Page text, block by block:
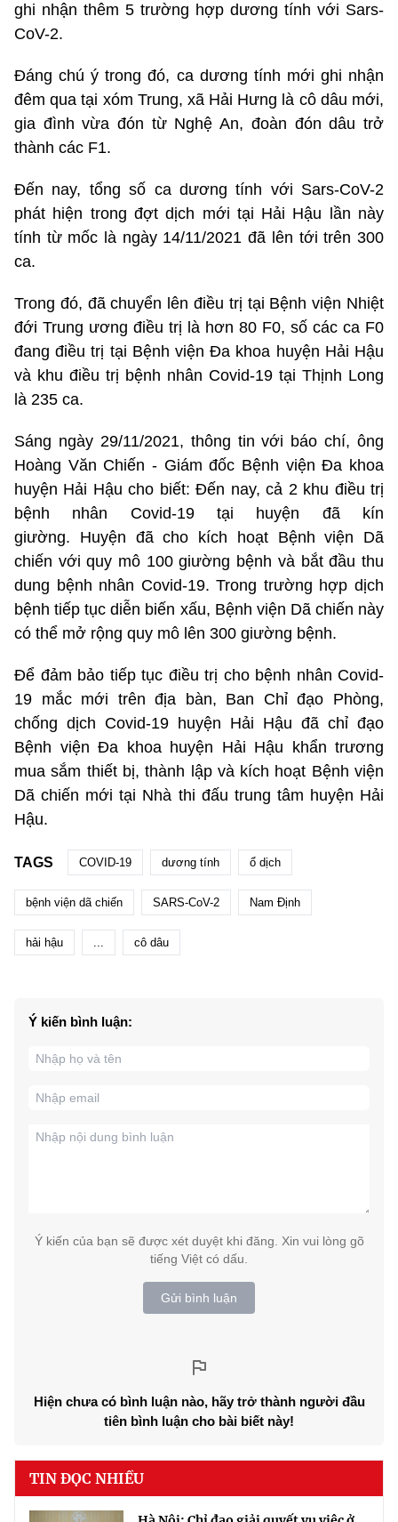
ghi nhận thêm 5 trường hợp dương tính với Sars-
CoV-2.
Đáng chú ý trong đó, ca dương tính mới ghi nhận
đêm qua tại xóm Trung, xã Hải Hưng là cô dâu mới,
gia đình vừa đón từ Nghệ An, đoàn đón dâu trở
thành các F1.
Đến nay, tổng số ca dương tính với Sars-CoV-2
phát hiện trong đợt dịch mới tại Hải Hậu lần này
tính từ mốc là ngày 14/11/2021 đã lên tới trên 300
ca.
Trong đó, đã chuyển lên điều trị tại Bệnh viện Nhiệt
đới Trung ương điều trị là hơn 80 F0, số các ca F0
đang điều trị tại Bệnh viện Đa khoa huyện Hải Hậu
và khu điều trị bệnh nhân Covid-19 tại Thịnh Long
là 235 ca.
Sáng ngày 29/11/2021, thông tin với báo chí, ông
Hoàng Văn Chiến - Giám đốc Bệnh viện Đa khoa
huyện Hải Hậu cho biết: Đến nay, cả 2 khu điều trị
bệnh nhân Covid-19
tại huyện đã kín
giường. Huyện đã cho kích hoạt Bệnh viện Dã
chiến với quy mô 100 giường bệnh và bắt đầu thu
dung bệnh nhân Covid-19. Trong trường hợp dịch
bệnh tiếp tục diễn biến xấu, Bệnh viện Dã chiến này
có thể mở rộng quy mô lên 300 giường bệnh.
Để đảm bảo tiếp tục điều trị cho bệnh nhân Covid-
19 mắc mới trên địa bàn, Ban Chỉ đạo Phòng,
chống dịch Covid-19 huyện Hải Hậu đã chỉ đạo
Bệnh viện Đa khoa huyện Hải Hậu khẩn trương
mua sắm thiết bị, thành lập và kích hoạt Bệnh viện
Dã chiến mới tại Nhà thi đấu trung tâm huyện Hải
Hậu.
TAGS COVID-19 dương tính ổ dịch
bệnh viện dã chiến SARS-CoV-2 Nam Định
hải hậu ... cô dâu
Ý kiến bình luận:
Ý kiến của bạn sẽ được xét duyệt khi đăng. Xin vui lòng gõ
tiếng Việt có dấu.
Gửi bình luận
Hiện chưa có bình luận nào, hãy trở thành người đầu
tiên bình luận cho bài biết này!
TIN ĐỌC NHIỀU